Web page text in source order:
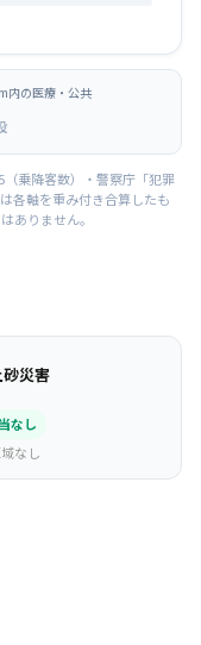
内の医療・公共
乗降客数）・警察庁「犯罪
各軸を重み付き合算したも
ありません。
砂災害
なし
なし